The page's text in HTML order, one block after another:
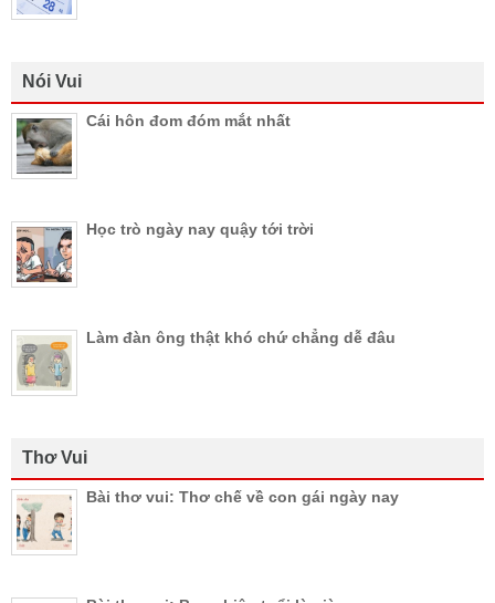
Nói Vui
Cái hôn đom đóm mắt nhất
Học trò ngày nay quậy tới trời
Làm đàn ông thật khó chứ chẳng dễ đâu
Thơ Vui
Bài thơ vui: Thơ chế về con gái ngày nay